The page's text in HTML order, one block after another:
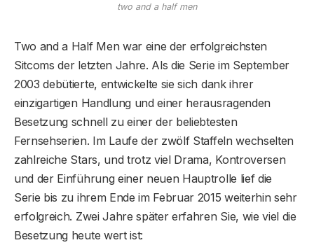
two and a half men
Two and a Half Men war eine der erfolgreichsten
Sitcoms der letzten Jahre. Als die Serie im September
2003 debütierte, entwickelte sie sich dank ihrer
einzigartigen Handlung und einer herausragenden
Besetzung schnell zu einer der beliebtesten
Fernsehserien. Im Laufe der zwölf Staffeln wechselten
zahlreiche Stars, und trotz viel Drama, Kontroversen
und der Einführung einer neuen Hauptrolle lief die
Serie bis zu ihrem Ende im Februar 2015 weiterhin sehr
erfolgreich. Zwei Jahre später erfahren Sie, wie viel die
Besetzung heute wert ist: